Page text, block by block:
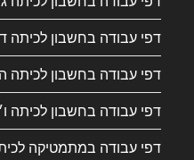
דפי עבודה בחשבון לכיתה
דפי עבודה בחשבון לכיתה
דפי עבודה בחשבון לכיתה ו׳
דפי עבודה במתמטיקה